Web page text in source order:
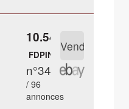
10.54 €
FDPIN
n°34
/ 96
annonces